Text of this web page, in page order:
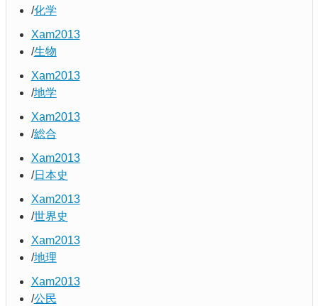
化学
Xam2013
生物
Xam2013
地学
Xam2013
総合
Xam2013
日本史
Xam2013
世界史
Xam2013
地理
Xam2013
公民